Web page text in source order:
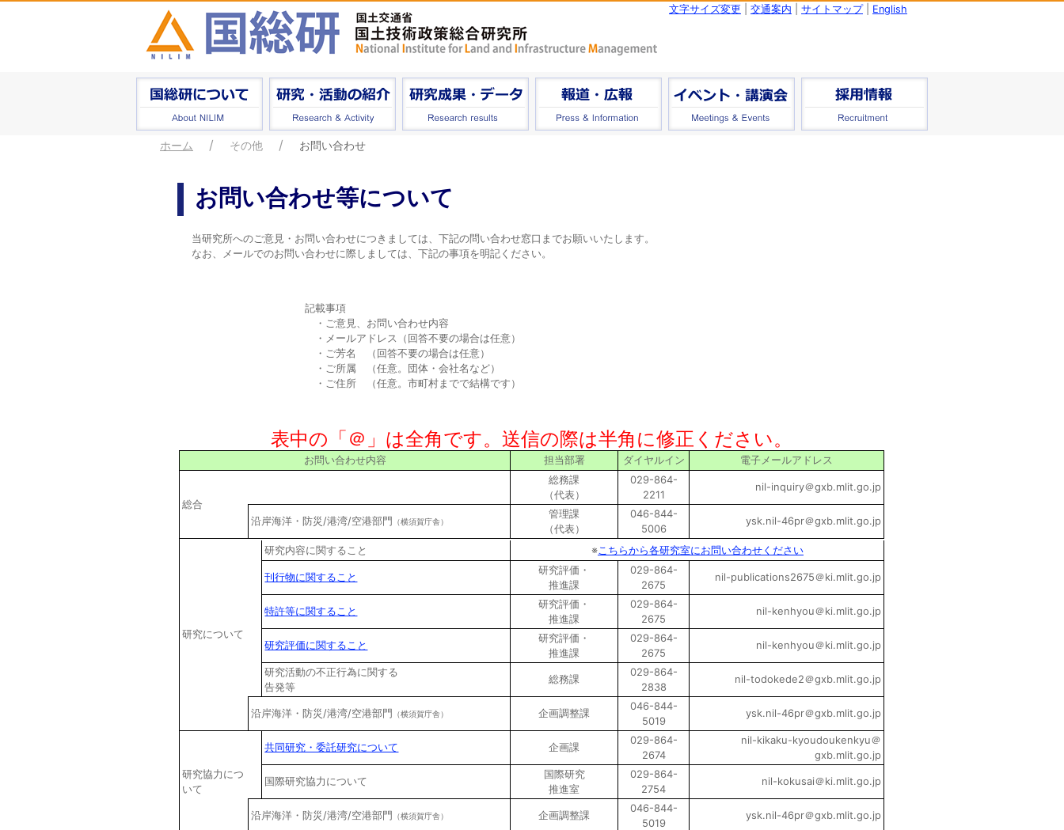
文字サイズ変更 交通案内 サイトマップ| English
ホーム その他 お問い合わせ
お問い合わせ等について
当研究所へのご意見・お問い合わせにつきましては、下記の問い合わせ窓口までお願いいたします。
なお、メールでのお問い合わせに際しましては、下記の事項を明記ください。
記載事項
・ご意見、お問い合わせ内容
・メールアドレス（回答不要の場合は任意）
・ご芳名 （回答不要の場合は任意）
・ご所属 （任意。団体・会社名など）
・ご住所 （任意。市町村までで結構です）
表中の「＠」は全角です。送信の際は半角に修正ください。
お問い合わせ内容 担当部署 ダイヤルイン 電子メールアドレス
総合
総務課
（代表）
029-864-
2211
nil-inquiry＠gxb.mlit.go.jp
沿岸海洋・防災/港湾/空港部門 （横須賀庁舎）
管理課
（代表）
046-844-
5006
ysk.nil-46pr＠gxb.mlit.go.jp
研究について
研究内容に関すること ※こちらから各研究室にお問い合わせください
刊行物に関すること
研究評価・
推進課
029-864-
2675
nil-publications2675＠ki.mlit.go.jp
特許等に関すること
研究評価・
推進課
029-864-
2675
nil-kenhyou＠ki.mlit.go.jp
研究評価に関すること
研究評価・
推進課
029-864-
2675
nil-kenhyou＠ki.mlit.go.jp
研究活動の不正行為に関する
告発等
総務課
029-864-
2838
nil-todokede2＠gxb.mlit.go.jp
沿岸海洋・防災/港湾/空港部門 （横須賀庁舎） 企画調整課
046-844-
5019
ysk.nil-46pr＠gxb.mlit.go.jp
研究協力につ
いて
共同研究・委託研究について 企画課
029-864-
2674
nil-kikaku-kyoudoukenkyu＠
gxb.mlit.go.jp
国際研究協力について
国際研究
推進室
029-864-
2754
nil-kokusai＠ki.mlit.go.jp
沿岸海洋・防災/港湾/空港部門 （横須賀庁舎） 企画調整課
046-844-
5019
ysk.nil-46pr＠gxb.mlit.go.jp